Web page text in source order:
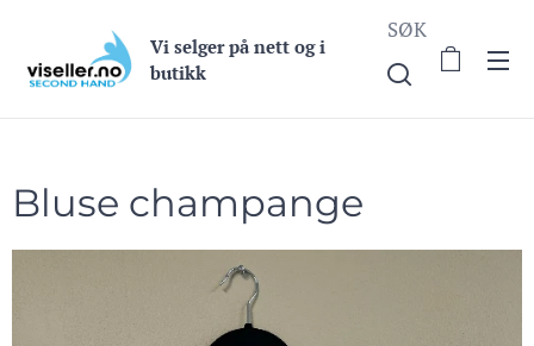
Vi selger på nett og i
butikk
SØK
Bluse champange